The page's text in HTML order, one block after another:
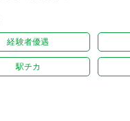
経験者優遇
駅チカ